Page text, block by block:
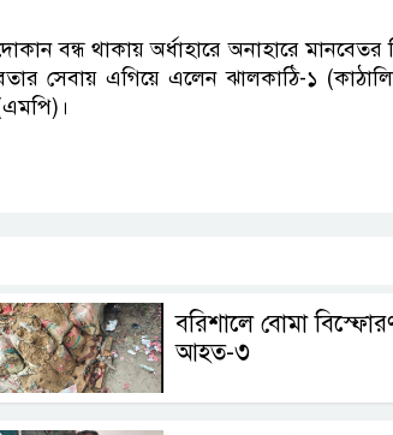
বন্ধ থাকায় অর্ধাহারে অনাহারে মানবেতর
সেবায় এগিয়ে এলেন ঝালকাঠি-১
বরিশালে বোমা
আহত-৩